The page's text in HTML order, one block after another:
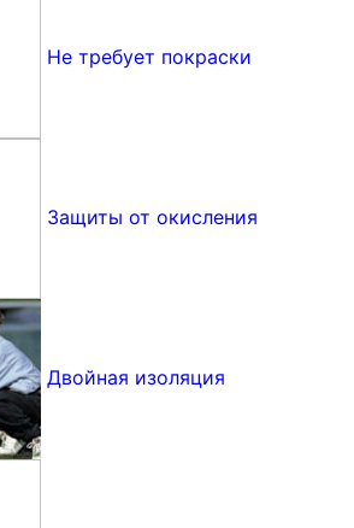
Не требует покраски
Защиты от окисления
Двойная изоляция